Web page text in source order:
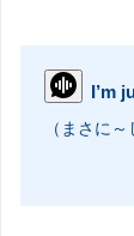
I’m
（まさに